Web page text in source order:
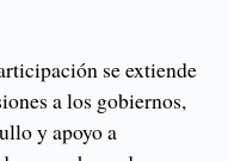
se extiende
a los gobiernos,
y apoyo a